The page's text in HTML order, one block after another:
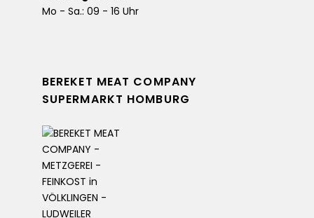
Mo - Sa.: 09 - 16 Uhr
BEREKET MEAT COMPANY
SUPERMARKT HOMBURG